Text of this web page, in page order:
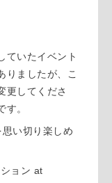
ていたイベント
りましたが、こ
更してくださ
。
い切り楽しめ
ョン at